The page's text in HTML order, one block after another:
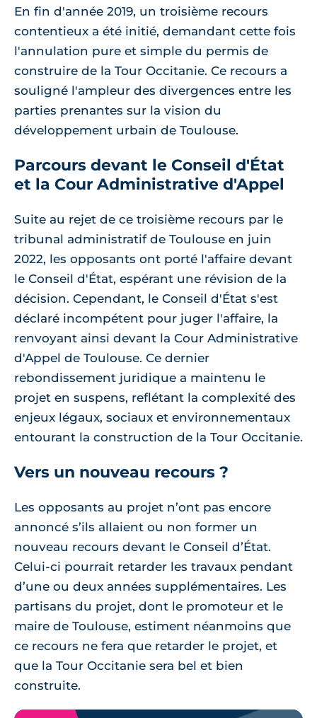
En fin d'année 2019, un troisième recours
contentieux a été initié, demandant cette fois
l'annulation pure et simple du permis de
construire de la Tour Occitanie. Ce recours a
souligné l'ampleur des divergences entre les
parties prenantes sur la vision du
développement urbain de Toulouse.
Parcours devant le Conseil d'État
et la Cour Administrative d'Appel
Suite au rejet de ce troisième recours par le
tribunal administratif de Toulouse en juin
2022, les opposants ont porté l'affaire devant
le Conseil d'État, espérant une révision de la
décision. Cependant, le Conseil d'État s'est
déclaré incompétent pour juger l'affaire, la
renvoyant ainsi devant la Cour Administrative
d'Appel de Toulouse. Ce dernier
rebondissement juridique a maintenu le
projet en suspens, reflétant la complexité des
enjeux légaux, sociaux et environnementaux
entourant la construction de la Tour Occitanie.
Vers un nouveau recours ?
Les opposants au projet n’ont pas encore
annoncé s’ils allaient ou non former un
nouveau recours devant le Conseil d’État.
Celui-ci pourrait retarder les travaux pendant
d’une ou deux années supplémentaires. Les
partisans du projet, dont le promoteur et le
maire de Toulouse, estiment néanmoins que
ce recours ne fera que retarder le projet, et
que la Tour Occitanie sera bel et bien
construite.